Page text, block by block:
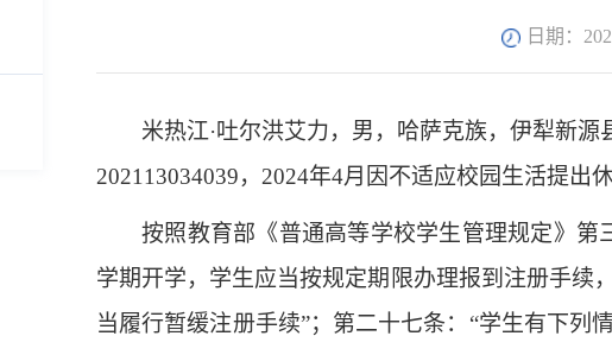
日期：
米热江·吐尔洪艾力，男，哈萨克族，伊犁新
202113034039，2024年4月因不适应校园生活提出休
按照教育部《普通高等学校学生管理规定》
学期开学，学生应当按规定期限办理报到注册手续
当履行暂缓注册手续”；第二十七条：“学生有下